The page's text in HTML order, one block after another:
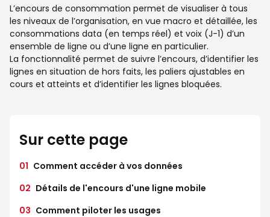
L’encours de consommation permet de visualiser à tous
les niveaux de l’organisation, en vue macro et détaillée, les
consommations data (en temps réel) et voix (J-1) d’un
ensemble de ligne ou d’une ligne en particulier.
La fonctionnalité permet de suivre l’encours, d’identifier les
lignes en situation de hors faits, les paliers ajustables en
cours et atteints et d’identifier les lignes bloquées.
Sur cette page
01 Comment accéder à vos données
02 Détails de l'encours d'une ligne mobile
03 Comment piloter les usages